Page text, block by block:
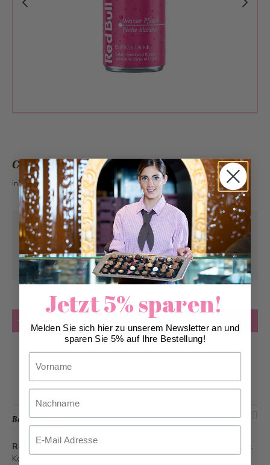
CHF 3.50
inkl. 2.6% MwSt.
Abholung abMittwoch, 12.08.2026
Kann frühstens abMittwoch, 12.08.2026
geliefert werden
in den Warenkorb
Beschreibung
Red Bull The Peach Edition
- koffeinhaltiges Spezialgetränk.
Kohlensäurehaltig.
Jetzt 5% sparen!
Melden Sie sich hier zu unserem Newsletter an und
sparen Sie 5% auf Ihre Bestellung!
Nachname
Email